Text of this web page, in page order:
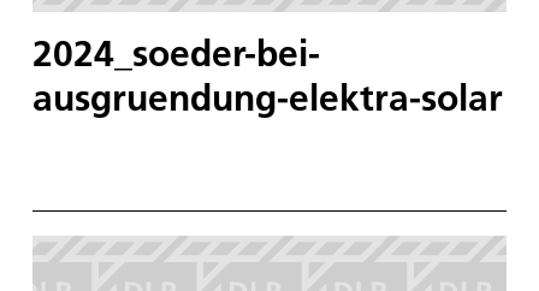
2024_soeder-bei-
ausgruendung-elektra-solar